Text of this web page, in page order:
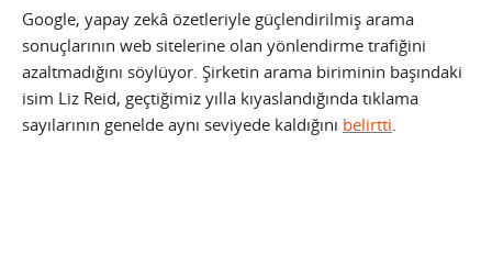
Google, yapay zekâ özetleriyle güçlendirilmiş arama
sonuçlarının web sitelerine olan yönlendirme trafiğini
azaltmadığını söylüyor. Şirketin arama biriminin başındaki
isim Liz Reid, geçtiğimiz yılla kıyaslandığında tıklama
sayılarının genelde aynı seviyede kaldığını belirtti.